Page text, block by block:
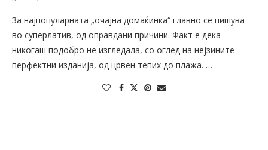
За најпопуларната „очајна домаќинка“ главно се пишува
во суперлатив, од оправдани причини. Факт е дека
никогаш подобро не изгледала, со оглед на нејзините
перфектни изданија, од црвен тепих до плажа. …